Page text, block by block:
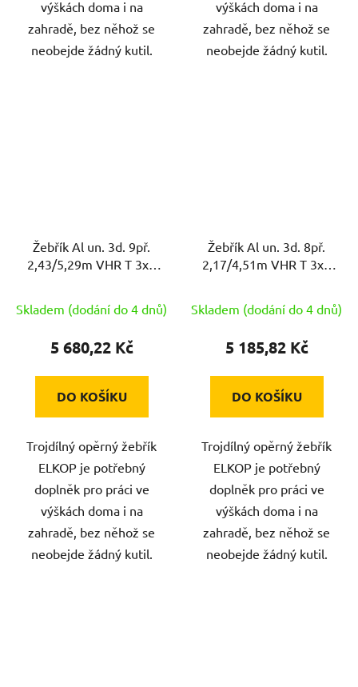
výškách doma i na
zahradě, bez něhož se
neobejde žádný kutil.
výškách doma i na
zahradě, bez něhož se
neobejde žádný kutil.
Žebřík Al un. 3d. 9př.
2,43/5,29m VHR T 3x9
Skladem (dodání do 4 dnů)
5 680,22 Kč
DO KOŠÍKU
Trojdílný opěrný žebřík
ELKOP je potřebný
doplněk pro práci ve
výškách doma i na
zahradě, bez něhož se
neobejde žádný kutil.
Žebřík Al un. 3d. 8př.
2,17/4,51m VHR T 3x8
Skladem (dodání do 4 dnů)
5 185,82 Kč
DO KOŠÍKU
Trojdílný opěrný žebřík
ELKOP je potřebný
doplněk pro práci ve
výškách doma i na
zahradě, bez něhož se
neobejde žádný kutil.